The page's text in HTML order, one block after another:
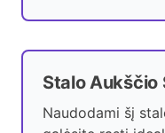
Stalo Aukščio
Naudodami šį